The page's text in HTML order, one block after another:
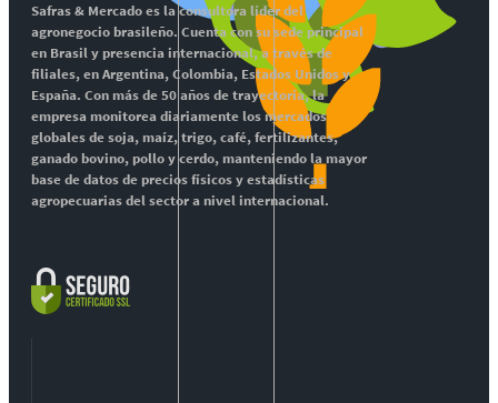
Safras & Mercado es la consultora líder del
agronegocio brasileño. Cuenta con su sede principal
en Brasil y presencia internacional, a través de
filiales, en Argentina, Colombia, Estados Unidos y
España. Con más de 50 años de trayectoria, la
empresa monitorea diariamente los mercados
globales de soja, maíz, trigo, café, fertilizantes,
ganado bovino, pollo y cerdo, manteniendo la mayor
base de datos de precios físicos y estadísticas
agropecuarias del sector a nivel internacional.